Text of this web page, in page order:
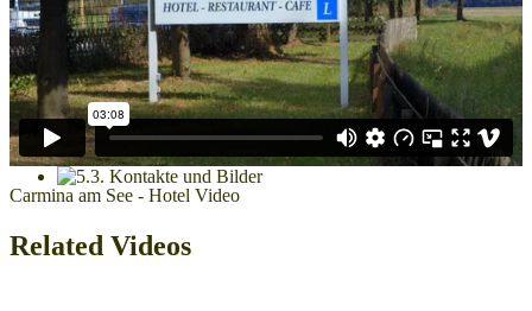
Carmina am See - Hotel Video
Related Videos